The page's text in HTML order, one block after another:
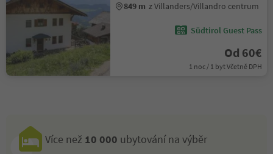
849 m z Villanders/Villandro centrum
Südtirol Guest Pass
Od 60€
1 noc / 1 byt Včetně DPH
Více než 10 000 ubytování na výběr